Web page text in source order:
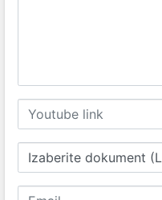
Izaberite dokument